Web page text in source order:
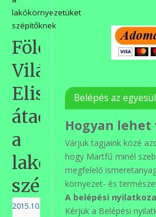
lakókörnyezetüket
szépítőknek
Földünkért
Világnap.
Elismerés
átadás
a
szépítőknek
2015.10.21.
Belépés az
Hogyan lehet
Várjuk tagjaink közé
hogy Martfű minél
megfelelő
környezet- és
A belépési
Kérjük a Belépési